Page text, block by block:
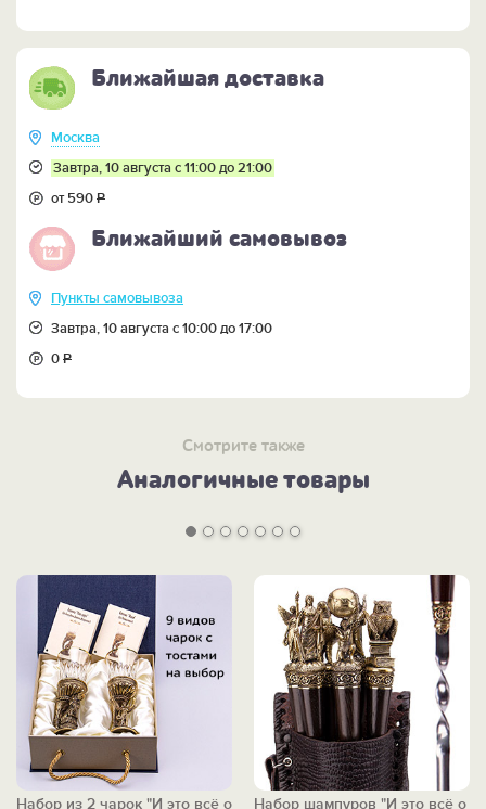
всё о нем" >>
Ближайшая доставка
Москва
Завтра, 10 августа с 11:00 до 21:00
от 590Р
Ближайший самовывоз
Пункты самовывоза
Завтра, 10 августа с 10:00 до 17:00
0Р
Смотрите также
Аналогичные товары
Набор из 2 чарок "И это всё о
Набор шампуров "И это всё о